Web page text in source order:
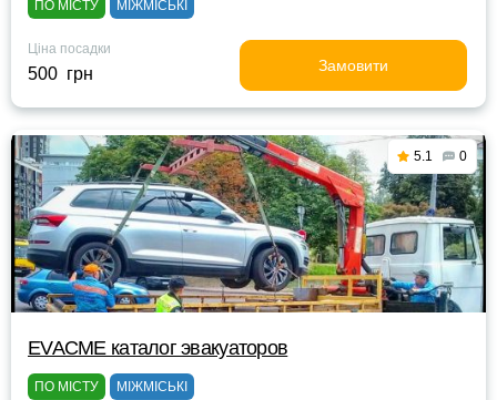
ПО МІСТУ МІЖМІСЬКІ
Ціна посадки
500 грн Замовити
5.1 0
EVACME каталог эвакуаторов
ПО МІСТУ МІЖМІСЬКІ